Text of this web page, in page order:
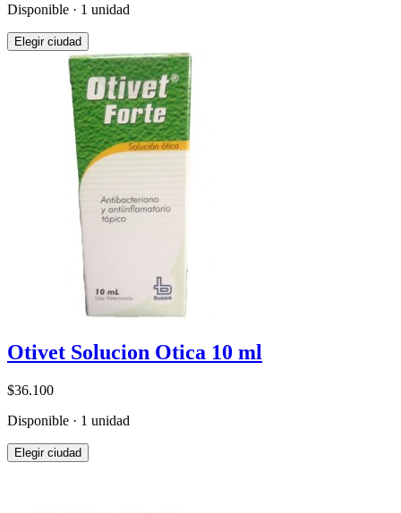
Disponible · 1 unidad
Elegir ciudad
Otivet Solucion Otica 10 ml
$36.100
Disponible · 1 unidad
Elegir ciudad